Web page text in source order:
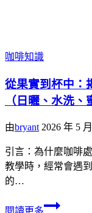
咖啡知識
從果實到杯中：
（日曬、水洗、
由bryant 2026 年 5
引言：為什麼咖啡
教學時，經常會遇
的…